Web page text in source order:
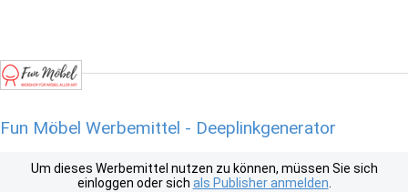
Fun Möbel Werbemittel - Deeplinkgenerator
Um dieses Werbemittel nutzen zu können, müssen Sie sich
einloggen oder sich als Publisher anmelden